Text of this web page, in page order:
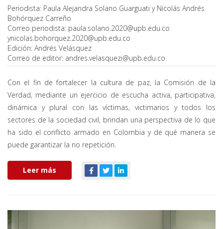
Periodista: Paula Alejandra Solano Guarguati y Nicolás Andrés
Bohórquez Carreño
Correo periodista: paula.solano.2020@upb.edu.co
ynicolas.bohorquez.2020@upb.edu.co
Edición: Andrés Velásquez
Correo de editor: andres.velasquezi@upb.edu.co
Con el fin de fortalecer la cultura de paz, la Comisión de la
Verdad, mediante un ejercicio de escucha activa, participativa,
dinámica y plural con las víctimas, victimarios y todos los
sectores de la sociedad civil, brindan una perspectiva de lo que
ha sido el conflicto armado en Colombia y de qué manera se
puede garantizar la no repetición.
Leer más